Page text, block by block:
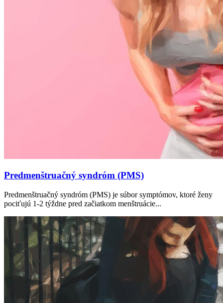
Predmenštruačný syndróm (PMS)
Predmenštruačný syndróm (PMS) je súbor symptómov, ktoré ženy
pociťujú 1-2 týždne pred začiatkom menštruácie...